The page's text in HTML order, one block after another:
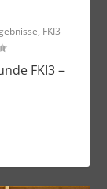
, FKI3
FKI3 –